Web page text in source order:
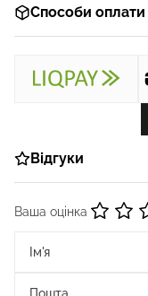
Способи оплати
Відгуки
Ваша оцінка